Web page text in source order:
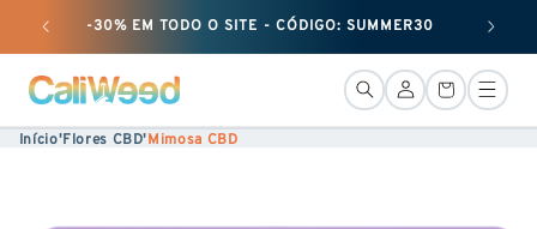
Ignorar
e
passar
ao
conteúdo
-30% EM TODO O SITE - CÓDIGO: SUMMER30 + 50 G
LiGaçãoCesto
Início'Flores CBD'Mimosa CBD